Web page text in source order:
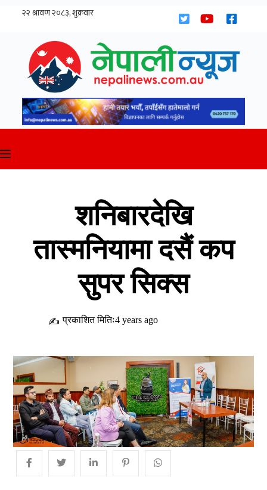
शनिबारदेखि
तास्मनियामा दसैं कप
सुपर सिक्स
✍ प्रकाशित मितिः4 years ago